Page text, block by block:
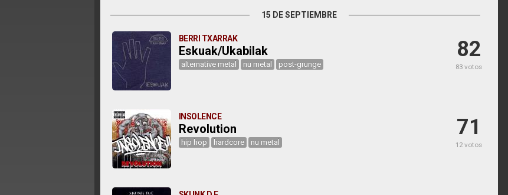
15 DE SEPTIEMBRE
82
83 votos
BERRI TXARRAK
Eskuak/Ukabilak
alternative metal nu metal post-grunge
71
12 votos
INSOLENCE
Revolution
hip hop hardcore nu metal